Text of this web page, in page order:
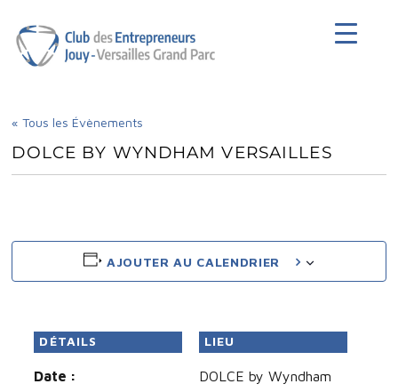
Josas
« Tous les Évènements
DOLCE BY WYNDHAM VERSAILLES
AJOUTER AU CALENDRIER
DÉTAILS
Date :
LIEU
DOLCE by Wyndham